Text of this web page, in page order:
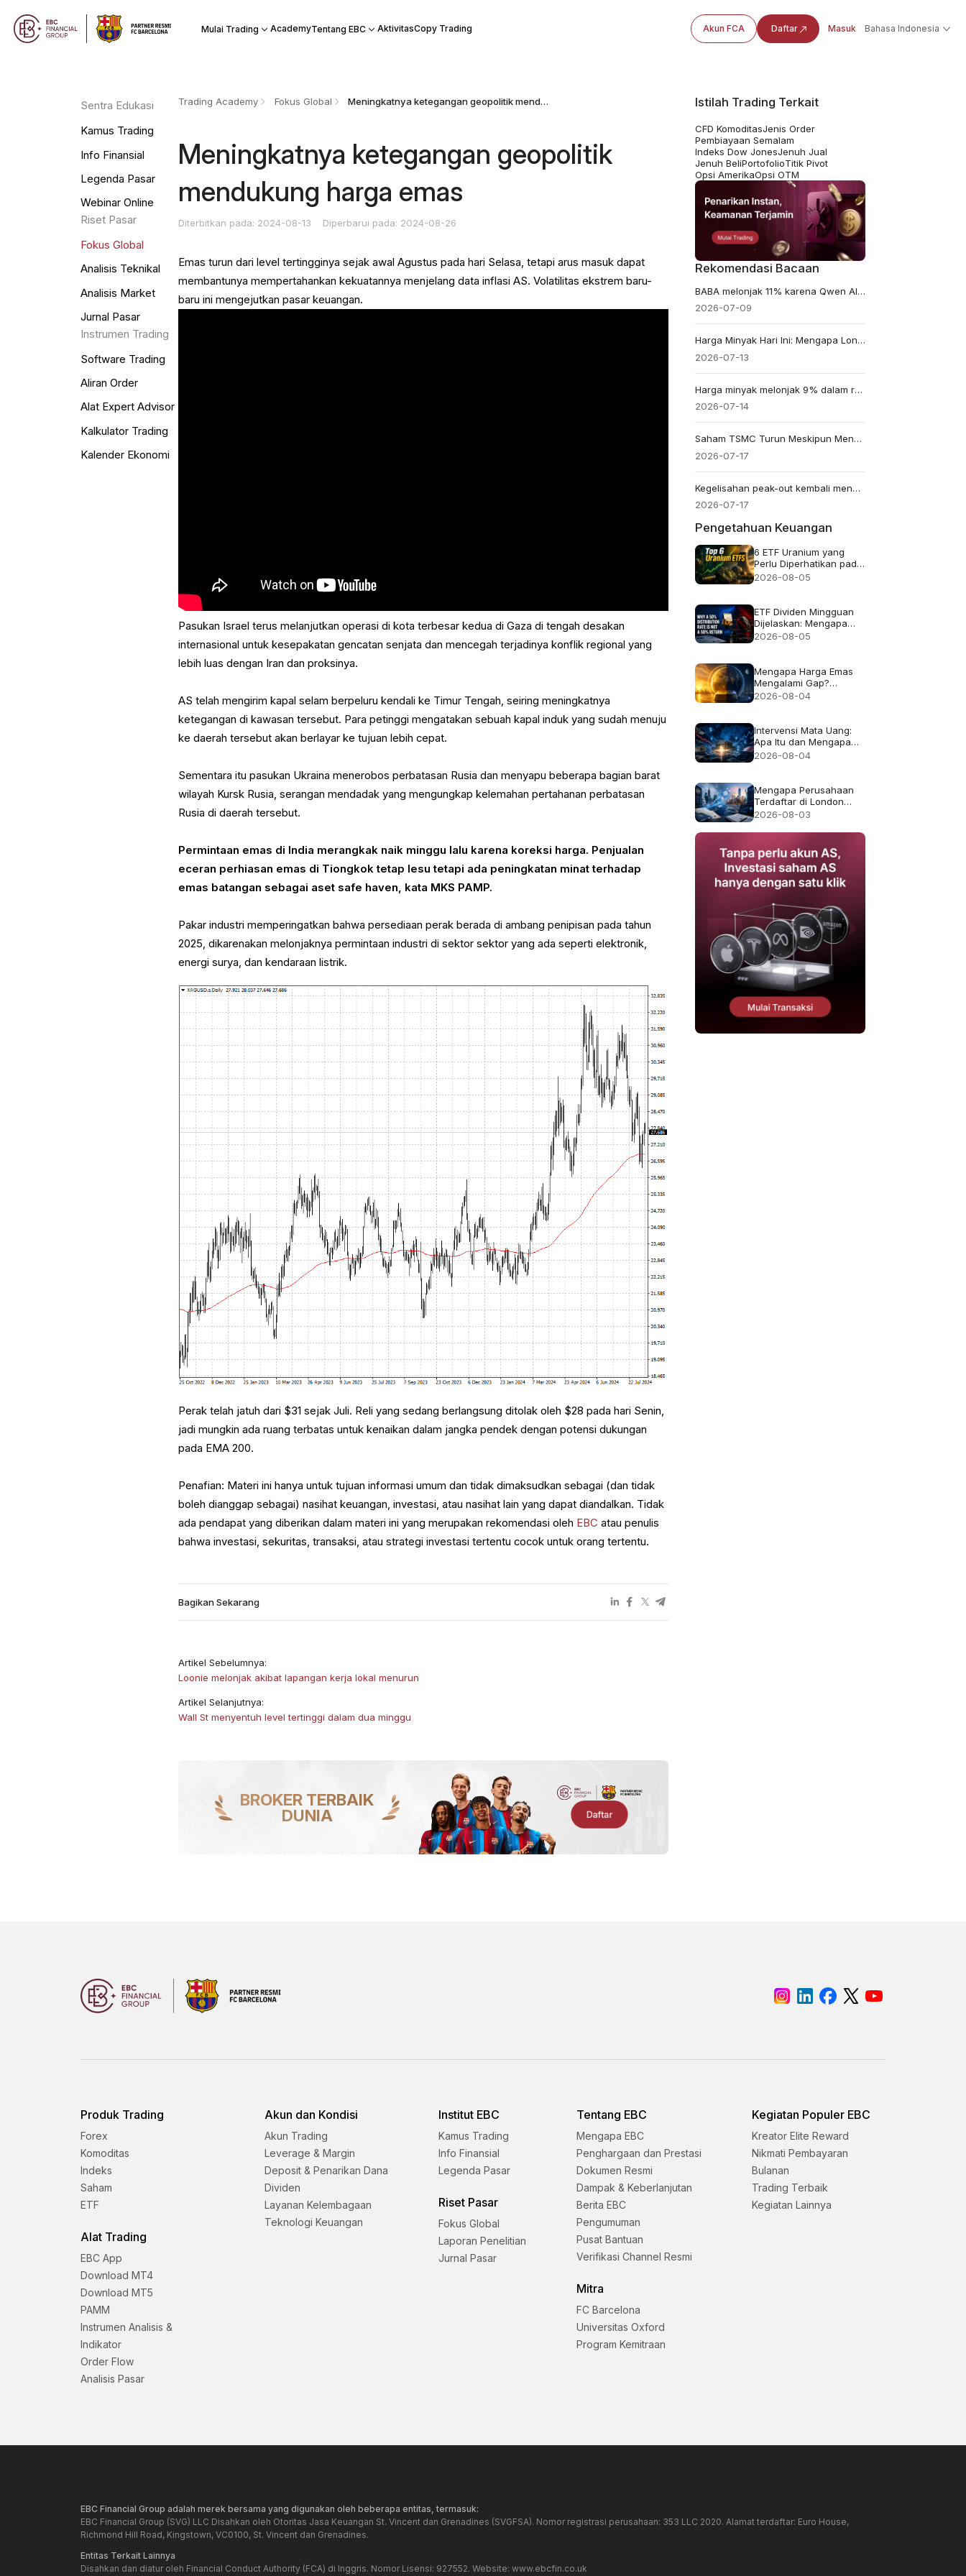
Mulai Trading AcademyTentang EBC AktivitasCopy Trading Akun FCA Daftar Masuk Bahasa Indonesia
Sentra Edukasi
Kamus Trading
Info Finansial
Legenda Pasar
Webinar Online
Riset Pasar
Fokus Global
Analisis Teknikal
Analisis Market
Jurnal Pasar
Instrumen Trading
Software Trading
Aliran Order
Alat Expert Advisor
Kalkulator Trading
Kalender Ekonomi
Trading Academy Fokus Global Meningkatnya ketegangan geopolitik mendukung harga emas
Meningkatnya ketegangan geopolitik
mendukung harga emas
Diterbitkan pada: 2024-08-13 Diperbarui pada: 2024-08-26
Emas turun dari level tertingginya sejak awal Agustus pada hari Selasa, tetapi arus masuk dapat
membantunya mempertahankan kekuatannya menjelang data inflasi AS. Volatilitas ekstrem baru-
baru ini mengejutkan pasar keuangan.
Pasukan Israel terus melanjutkan operasi di kota terbesar kedua di Gaza di tengah desakan
internasional untuk kesepakatan gencatan senjata dan mencegah terjadinya konflik regional yang
lebih luas dengan Iran dan proksinya.
AS telah mengirim kapal selam berpeluru kendali ke Timur Tengah, seiring meningkatnya
ketegangan di kawasan tersebut. Para petinggi mengatakan sebuah kapal induk yang sudah menuju
ke daerah tersebut akan berlayar ke tujuan lebih cepat.
Sementara itu pasukan Ukraina menerobos perbatasan Rusia dan menyapu beberapa bagian barat
wilayah Kursk Rusia, serangan mendadak yang mengungkap kelemahan pertahanan perbatasan
Rusia di daerah tersebut.
Permintaan emas di India merangkak naik minggu lalu karena koreksi harga. Penjualan
eceran perhiasan emas di Tiongkok tetap lesu tetapi ada peningkatan minat terhadap
emas batangan sebagai aset safe haven, kata MKS PAMP.
Pakar industri memperingatkan bahwa persediaan perak berada di ambang penipisan pada tahun
2025, dikarenakan melonjaknya permintaan industri di sektor sektor yang ada seperti elektronik,
energi surya, dan kendaraan listrik.
Perak telah jatuh dari $31 sejak Juli. Reli yang sedang berlangsung ditolak oleh $28 pada hari Senin,
jadi mungkin ada ruang terbatas untuk kenaikan dalam jangka pendek dengan potensi dukungan
pada EMA 200.
Penafian: Materi ini hanya untuk tujuan informasi umum dan tidak dimaksudkan sebagai (dan tidak
boleh dianggap sebagai) nasihat keuangan, investasi, atau nasihat lain yang dapat diandalkan. Tidak
ada pendapat yang diberikan dalam materi ini yang merupakan rekomendasi oleh EBC atau penulis
bahwa investasi, sekuritas, transaksi, atau strategi investasi tertentu cocok untuk orang tertentu.
Bagikan Sekarang
Artikel Sebelumnya:
Loonie melonjak akibat lapangan kerja lokal menurun
Artikel Selanjutnya:
​Wall St menyentuh level tertinggi dalam dua minggu
BROKER TERBAIK
DUNIA
Daftar
Istilah Trading Terkait
CFD KomoditasJenis Order
Pembiayaan Semalam
Indeks Dow JonesJenuh Jual
Jenuh BeliPortofolioTitik Pivot
Opsi AmerikaOpsi OTM
Rekomendasi Bacaan
BABA melonjak 11% karena Qwen AI dan Alibaba Cloud mengubah pandangan terhadap saham Alibaba
2026-07-09
Harga Minyak Hari Ini: Mengapa Lonjakan Brent 3% Masih Merupakan Reaksi yang Terukur
2026-07-13
Harga minyak melonjak 9% dalam reli sehari terbesar sejak 2020
2026-07-14
Saham TSMC Turun Meskipun Mencatat Laba Rekor
2026-07-17
Kegelisahan peak-out kembali mengguncang taruhan AI
2026-07-17
Pengetahuan Keuangan
6 ETF Uranium yang
Perlu Diperhatikan pada
2026 dan Isi
2026-08-05
ETF Dividen Mingguan
Dijelaskan: Mengapa
Tingkat Distribusi 50%
2026-08-05
Mengapa Harga Emas
Mengalami Gap?
Penjelasan Jam Trading
2026-08-04
Intervensi Mata Uang:
Apa Itu dan Mengapa
Kadang Gagal
2026-08-04
Mengapa Perusahaan
Terdaftar di London
Pindah ke AS, dan Apa
Pemegang Saham?
2026-08-03
Produk Trading
Forex
Komoditas
Indeks
Saham
ETF
Alat Trading
EBC App
Download MT4
Download MT5
PAMM
Instrumen Analisis &
Indikator
Order Flow
Analisis Pasar
Akun dan Kondisi
Akun Trading
Leverage & Margin
Deposit & Penarikan Dana
Dividen
Layanan Kelembagaan
Teknologi Keuangan
Institut EBC
Kamus Trading
Info Finansial
Legenda Pasar
Riset Pasar
Fokus Global
Laporan Penelitian
Jurnal Pasar
Tentang EBC
Mengapa EBC
Penghargaan dan Prestasi
Dokumen Resmi
Dampak & Keberlanjutan
Berita EBC
Pengumuman
Pusat Bantuan
Verifikasi Channel Resmi
Mitra
FC Barcelona
Universitas Oxford
Program Kemitraan
Kegiatan Populer EBC
Kreator Elite Reward
Nikmati Pembayaran
Bulanan
Trading Terbaik
Kegiatan Lainnya
EBC Financial Group adalah merek bersama yang digunakan oleh beberapa entitas, termasuk:
EBC Financial Group (SVG) LLC Disahkan oleh Otoritas Jasa Keuangan St. Vincent dan Grenadines (SVGFSA). Nomor registrasi perusahaan: 353 LLC 2020. Alamat terdaftar: Euro House,
Richmond Hill Road, Kingstown, VC0100, St. Vincent dan Grenadines.
Entitas Terkait Lainnya
Disahkan dan diatur oleh Financial Conduct Authority (FCA) di Inggris. Nomor Lisensi: 927552. Website: www.ebcfin.co.uk